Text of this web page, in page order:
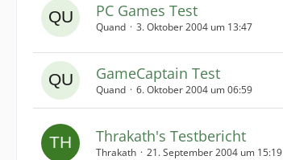
PC Games Test
Quand 3. Oktober 2004 um 13:47
GameCaptain Test
Quand 6. Oktober 2004 um 06:59
Thrakath's Testbericht
Thrakath 21. September 2004 um 15:19